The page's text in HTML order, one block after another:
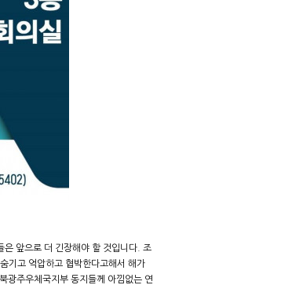
은 앞으로 더 긴장해야 할 것입니다. 조
기고 억압하고 협박한다고해서 해가
광주우체국지부 동지들께 아낌없는 연